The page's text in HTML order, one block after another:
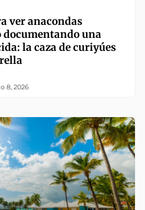
ver anacondas
una
la caza de curiyúes
8, 2026